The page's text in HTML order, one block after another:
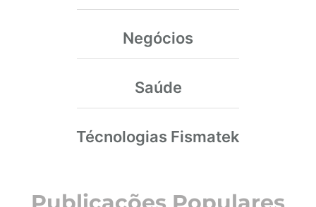
Negócios
Saúde
Técnologias Fismatek